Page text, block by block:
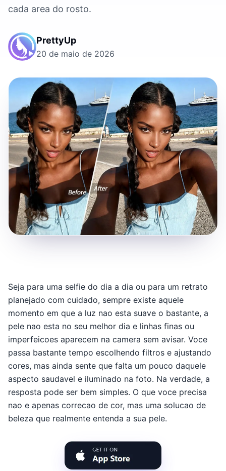
cada area do rosto.
PrettyUp
20 de maio de 2026
Seja para uma selfie do dia a dia ou para um retrato
planejado com cuidado, sempre existe aquele
momento em que a luz nao esta suave o bastante, a
pele nao esta no seu melhor dia e linhas finas ou
imperfeicoes aparecem na camera sem avisar. Voce
passa bastante tempo escolhendo filtros e ajustando
cores, mas ainda sente que falta um pouco daquele
aspecto saudavel e iluminado na foto. Na verdade, a
resposta pode ser bem simples. O que voce precisa
nao e apenas correcao de cor, mas uma solucao de
beleza que realmente entenda a sua pele.